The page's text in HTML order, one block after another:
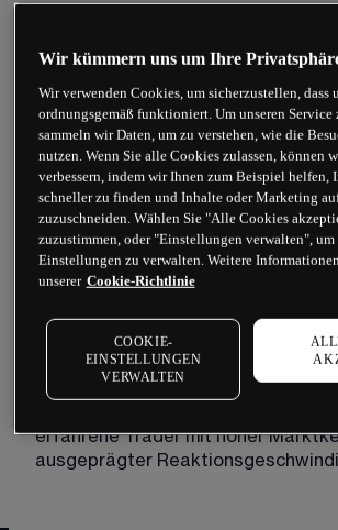
von Hebelwirkung (Leverage). Die
Hebeln im Forex-Handel ermöglicht
Kapital vom Broker zu leihen, um
Marktposition zu handeln, während
Bruchteil des gesamten
Margin-Hinterlegung erforderlich
Diese Strategie kann Gewinne
jedoch auch das Risiko, Verluste in
zu verstärken, wenn sich der Markt
Forex-Scalper den Markt
behalten, um schnell auf
zu können.
erfahrene Trader mit hoher
ausgeprägter
Wir kümmern uns um Ihre
Wir verwenden Cookies, um sicherzustellen, dass
ordnungsgemäß funktioniert. Um unseren Service
sammeln wir Daten, um zu verstehen, wie die
nutzen. Wenn Sie alle Cookies zulassen, können
verbessern, indem wir Ihnen zum Beispiel helfen,
schneller zu finden und Inhalte oder Marketing
zuzuschneiden. Wählen Sie "Alle Cookies
zuzustimmen, oder "Einstellungen verwalten",
Einstellungen zu verwalten. Weitere
unserer Cookie-Richtlinie
COOKIE-
EINSTELLUNGEN
VERWALTEN